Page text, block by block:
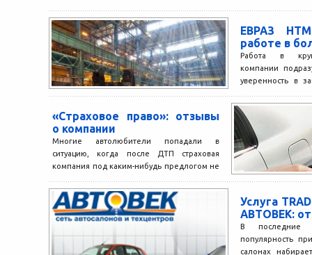
ЕВРАЗ
работе в
Работа в
компании
уверенность в
лежит...
«Страховое право»: отзывы
о компании
Многие автолюбители попадали в
ситуацию, когда после ДТП страховая
компания под каким-нибудь предлогом не
в таких...
Услуга
АВТОВЕК:
В последние
популярность
салонах